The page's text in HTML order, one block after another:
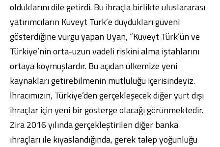
olduklarını dile getirdi. Bu ihraçla birlikte uluslararası
yatırımcıların Kuveyt Türk’e duydukları güveni
gösterdiğine vurgu yapan Uyan, “Kuveyt Türk’ün ve
Türkiye’nin orta-uzun vadeli riskini alma iştahlarını
ortaya koymuşlardır. Bu açıdan ülkemize yeni
kaynakları getirebilmenin mutluluğu içerisindeyiz.
İhracımızın, Türkiye’den gerçekleşecek diğer yurt dışı
ihraçlar için yeni bir gösterge olacağı görünmektedir.
Zira 2016 yılında gerçekleştirilen diğer banka
ihraçları ile kıyaslandığında, gerek talep yoğunluğu